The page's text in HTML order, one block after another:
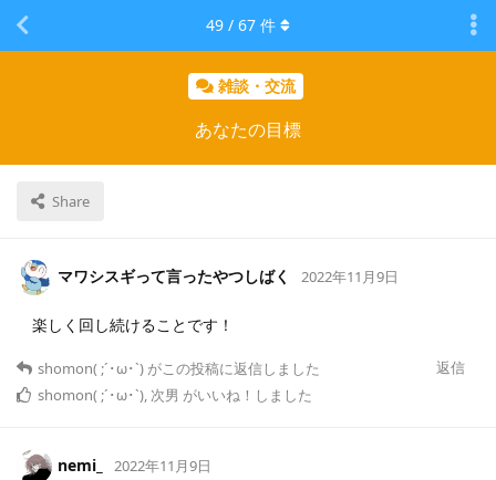
雑談・交流
あなたの目標
Share
49 / 67 件
マワシスギって言ったやつしばく 2022年11月9日
楽しく回し続けることです！
返信
shomon( ;´･ω･`) がこの投稿に返信しました
shomon( ;´･ω･`), 次男 がいいね！しました
nemi_ 2022年11月9日